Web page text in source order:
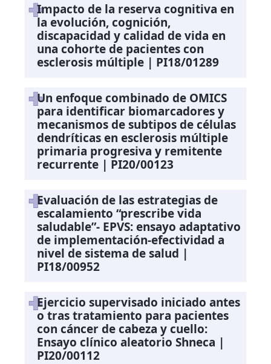
Impacto de la reserva cognitiva en
la evolución, cognición,
discapacidad y calidad de vida en
una cohorte de pacientes con
esclerosis múltiple | PI18/01289
Un enfoque combinado de OMICS
para identificar biomarcadores y
mecanismos de subtipos de células
dendríticas en esclerosis múltiple
primaria progresiva y remitente
recurrente | PI20/00123
Evaluación de las estrategias de
escalamiento “prescribe vida
saludable”- EPVS: ensayo adaptativo
de implementación-efectividad a
nivel de sistema de salud |
PI18/00952
Ejercicio supervisado iniciado antes
o tras tratamiento para pacientes
con cáncer de cabeza y cuello:
Ensayo clínico aleatorio Shneca |
PI20/00112